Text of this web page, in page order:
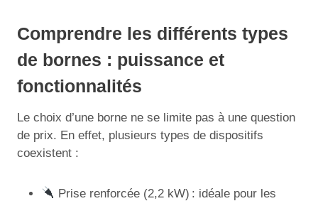
Comprendre les différents types
de bornes : puissance et
fonctionnalités
Le choix d’une borne ne se limite pas à une question
de prix. En effet, plusieurs types de dispositifs
coexistent :
Prise renforcée (2,2 kW) : idéale pour les